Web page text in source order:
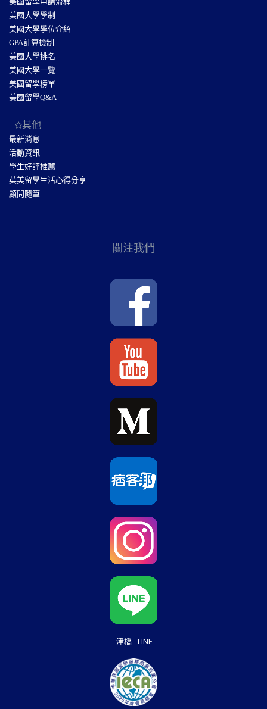
美國大學學制
美國大學學位介紹
GPA計算機制
美國大學排名
美國大學一覽
美國留學榜單
美國留學Q&A
其他
最新消息
活動資訊
學生好評推薦
英美留學生活心得分享
顧問隨筆
關注我們
津橋 - LINE